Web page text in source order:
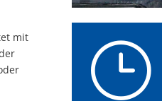
mit
}